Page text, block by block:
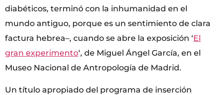
diabéticos, terminó con la inhumanidad en el
mundo antiguo, porque es un sentimiento de clara
factura hebrea–, cuando se abre la exposición ‘El
gran experimento‘, de Miguel Ángel García, en el
Museo Nacional de Antropología de Madrid.
Un título apropiado del programa de inserción